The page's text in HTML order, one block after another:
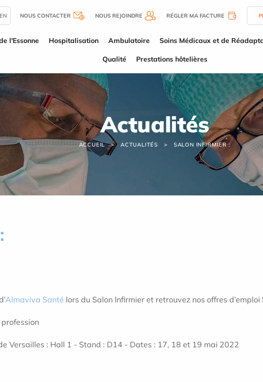
EN NOUS CONTACTER NOUS REJOINDRE RÉGLER MA FACTURE
l'Essonne Hospitalisation Ambulatoire Soins Médicaux et de
Qualité Prestations hôtelières
Actualités
ACCUEIL ACTUALITÉS SALON INFIRMIER :
Almaviva Santé lors du Salon Infirmier et retrouvez nos offres d’emploi !
profession
Versailles : Hall 1 - Stand : D14 - Dates : 17, 18 et 19 mai 2022